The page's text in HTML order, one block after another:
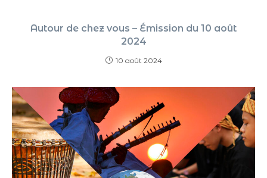
Autour de chez vous – Émission du 10 août
2024
10 août 2024